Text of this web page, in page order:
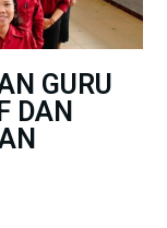
GURU
DAN